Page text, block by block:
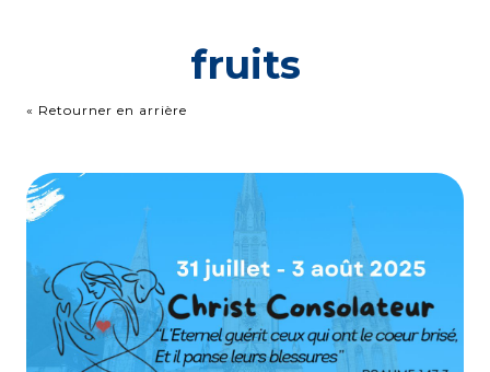
fruits
« Retourner en arrière